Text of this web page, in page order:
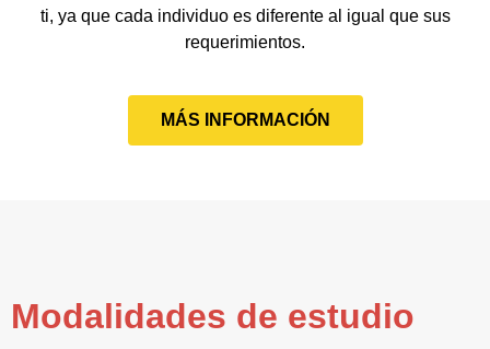
ti, ya que cada individuo es diferente al igual que sus
requerimientos.
MÁS INFORMACIÓN
Modalidades de estudio